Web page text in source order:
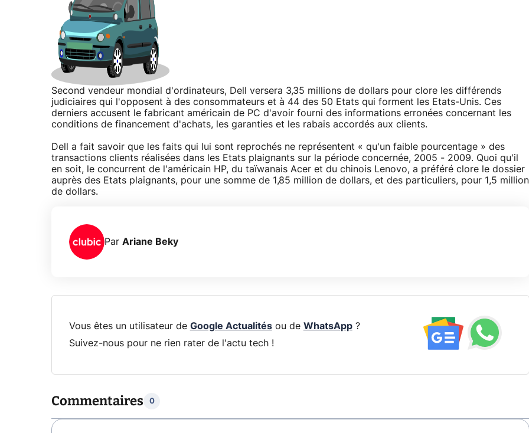
Second vendeur mondial d'ordinateurs, Dell versera 3,35 millions de dollars pour clore les différends
judiciaires qui l'opposent à des consommateurs et à 44 des 50 Etats qui forment les Etats-Unis. Ces
derniers accusent le fabricant américain de PC d'avoir fourni des informations erronées concernant les
conditions de financement d'achats, les garanties et les rabais accordés aux clients.
Dell a fait savoir que les faits qui lui sont reprochés ne représentent « qu'un faible pourcentage » des
transactions clients réalisées dans les Etats plaignants sur la période concernée, 2005 - 2009. Quoi qu'il
en soit, le concurrent de l'américain HP, du taïwanais Acer et du chinois Lenovo, a préféré clore le dossier
auprès des Etats plaignants, pour une somme de 1,85 million de dollars, et des particuliers, pour 1,5 million
de dollars.
Par Ariane Beky
Vous êtes un utilisateur de Google Actualitésou de WhatsApp?
Suivez-nous pour ne rien rater de l'actu tech !
Commentaires 0